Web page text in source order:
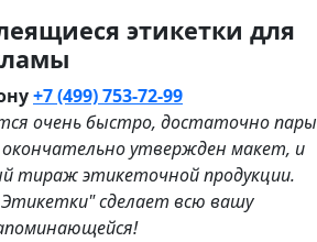
этикетки для
+7 (499) 753-72-99
очень быстро, достаточно пары
окончательно утвержден макет, и
тираж этикеточной продукции.
сделает всю вашу